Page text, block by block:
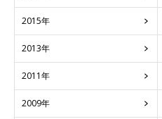
2015年
2013年
2011年
2009年